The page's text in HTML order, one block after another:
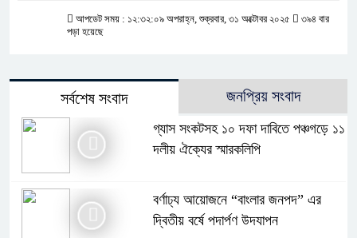
আপডেট সময় : ১২:৩২:০৯ অপরাহ্ন, শুক্রবার, ৩১ অক্টোবর ২০২৫
৩৯৪ বার
পড়া হয়েছে
সর্বশেষ সংবাদ জনপ্রিয় সংবাদ
গ্যাস সংকটসহ ১০ দফা দাবিতে পঞ্চগড়ে ১১
দলীয় ঐক্যের স্মারকলিপি
বর্ণাঢ্য আয়োজনে “বাংলার জনপদ” এর
দ্বিতীয় বর্ষে পদার্পণ উদযাপন